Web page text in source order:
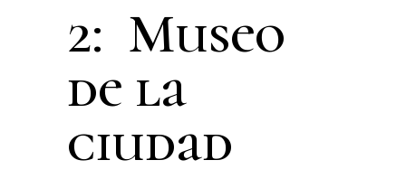
2: Museo
de la
ciudad